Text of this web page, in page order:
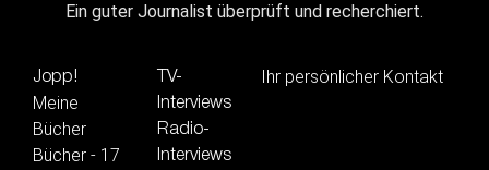
Ein guter Journalist überprüft und recherchiert.
Jopp!
Meine
Bücher
Bücher - 17
TV-
Interviews
Radio-
Interviews
Ihr persönlicher Kontakt